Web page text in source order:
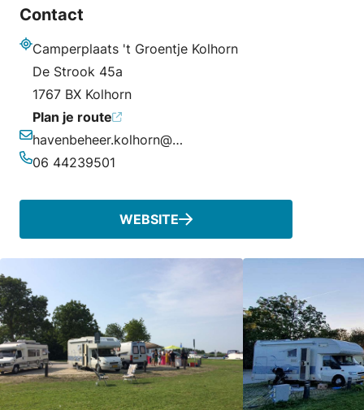
Contact
Camperplaats 't Groentje Kolhorn
De Strook 45a
1767 BX Kolhorn
Plan je route
E-mailadres
havenbeheer.kolhorn@gmail.com
06 44239501
WEBSITE